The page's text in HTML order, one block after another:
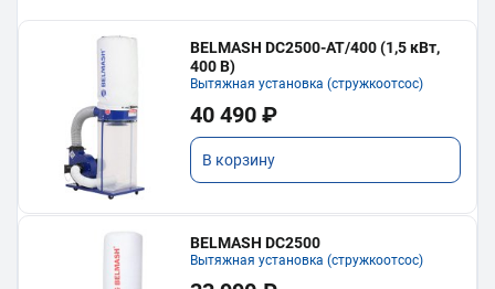
BELMASH DC2500-AT/400 (1,5 кВт,
400 В)
Вытяжная установка (стружкоотсос)
40 490 ₽
В корзину
BELMASH DC2500
Вытяжная установка (стружкоотсос)